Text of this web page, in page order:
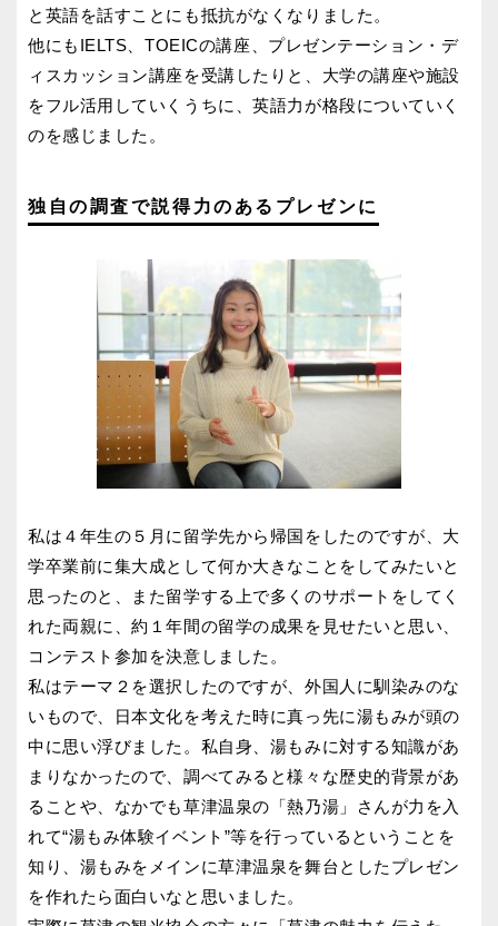
と英語を話すことにも抵抗がなくなりました。
他にもIELTS、TOEICの講座、プレゼンテーション・デ
ィスカッション講座を受講したりと、大学の講座や施設
をフル活用していくうちに、英語力が格段についていく
のを感じました。
独自の調査で説得力のあるプレゼンに
私は４年生の５月に留学先から帰国をしたのですが、大
学卒業前に集大成として何か大きなことをしてみたいと
思ったのと、また留学する上で多くのサポートをしてく
れた両親に、約１年間の留学の成果を見せたいと思い、
コンテスト参加を決意しました。
私はテーマ２を選択したのですが、外国人に馴染みのな
いもので、日本文化を考えた時に真っ先に湯もみが頭の
中に思い浮びました。私自身、湯もみに対する知識があ
まりなかったので、調べてみると様々な歴史的背景があ
ることや、なかでも草津温泉の「熱乃湯」さんが力を入
れて“湯もみ体験イベント”等を行っているということを
知り、湯もみをメインに草津温泉を舞台としたプレゼン
を作れたら面白いなと思いました。